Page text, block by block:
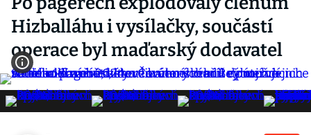
Hizballáhu i vysílačky, součástí
operace byl maďarský dodavatel